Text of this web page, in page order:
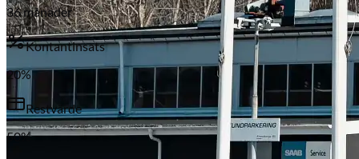
Subaru
36månader
Kontantinsats
20%
Restvärde
50%